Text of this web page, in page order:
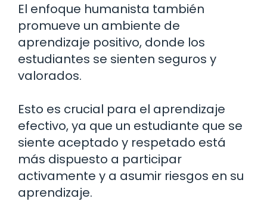
El enfoque humanista también
promueve un ambiente de
aprendizaje positivo, donde los
estudiantes se sienten seguros y
valorados.
Esto es crucial para el aprendizaje
efectivo, ya que un estudiante que se
siente aceptado y respetado está
más dispuesto a participar
activamente y a asumir riesgos en su
aprendizaje.